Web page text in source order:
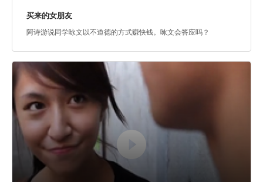
买来的女朋友
阿诗游说同学咏文以不道德的方式赚快钱。咏文会答应吗？